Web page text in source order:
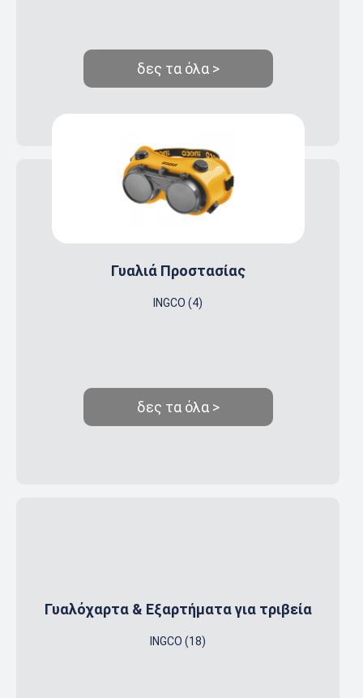
δες τα όλα >
Γυαλιά Προστασίας
INGCO (4)
δες τα όλα >
Γυαλόχαρτα & Εξαρτήματα για τριβεία
INGCO (18)